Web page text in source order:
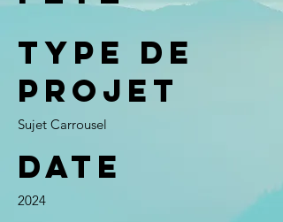
Type de
projet
Sujet Carrousel
Date
2024